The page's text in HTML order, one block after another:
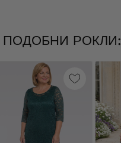
ПОДОБНИ РОКЛИ: